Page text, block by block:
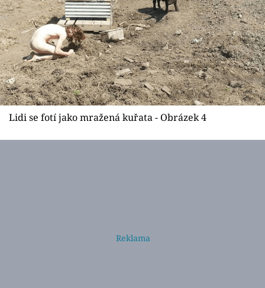
Lidi se fotí jako mražená kuřata - Obrázek 4